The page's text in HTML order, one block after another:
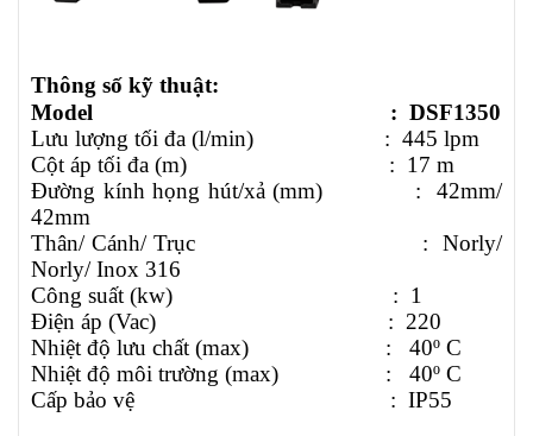
Thông số kỹ thuật:
Model : DSF1350
Lưu lượng tối đa (l/min) : 445 lpm
Cột áp tối đa (m) : 17 m
Đường kính họng hút/xả (mm) :
42mm/
42mm
Thân/ Cánh/ Trục : Norly/
Norly/ Inox 316
Công suất (kw) : 1
Điện áp (Vac) : 220
Nhiệt độ lưu chất (max) :
40º C
Nhiệt độ môi trường (max) :
40º C
Cấp bảo vệ
: IP55